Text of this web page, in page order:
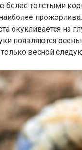
более толстыми
окукливается на
появляются
весной